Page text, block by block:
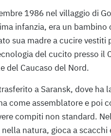
1986 nel villaggio di
infanzia, era un
sua madre a cucire vestiti
del cucito presso il
del Caucaso del Nord.
a Saransk, dove ha
come assemblatore e poi
compiti non standard.
natura, gioca a